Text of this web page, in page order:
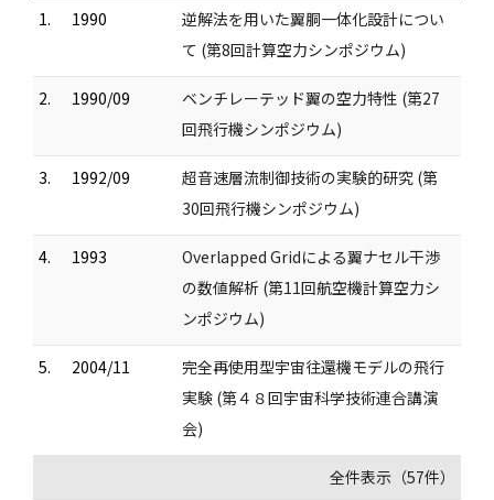
1.
1990
逆解法を用いた翼胴一体化設計につい
て (第8回計算空力シンポジウム)
2. 1990/09
ベンチレーテッド翼の空力特性 (第27
回飛行機シンポジウム)
3. 1992/09
超音速層流制御技術の実験的研究 (第
30回飛行機シンポジウム)
4. 1993
Overlapped Gridによる翼ナセル干渉
の数値解析 (第11回航空機計算空力シ
ンポジウム)
5. 2004/11
完全再使用型宇宙往還機モデルの飛行
実験 (第４８回宇宙科学技術連合講演
会)
全件表示（57件）